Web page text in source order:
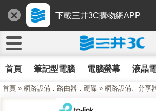
下載三井3C購物網APP
首頁 筆記型電腦 電腦螢幕 液晶
首頁 » 網路設備．路由器．硬碟 » 網路設備、分享